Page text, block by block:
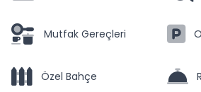
Mutfak Gereçleri
Özel Bahçe